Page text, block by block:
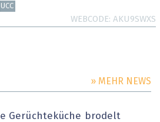
UCC
WEBCODE AKU9SWXS
» MEHR NEWS
Gerüchteküche brodelt